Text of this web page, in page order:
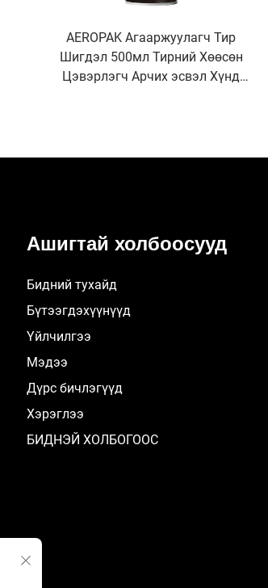
AEROPAK Агааржуулагч Тир
Шигдэл 500мл Тирний Хөөсөн
Цэвэрлэгч Арчих эсвэл Хүнд
Ашигтай холбоосууд
Бидний тухайд
Бүтээгдэхүүнүүд
Үйлчилгээ
Мэдээ
Дүрс бичлэгүүд
Хэрэглээ
БИДНЭЙ ХОЛБОГООС